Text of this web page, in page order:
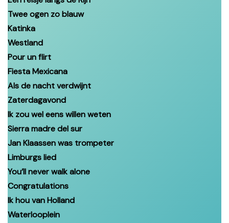
Twee ogen zo blauw
Katinka
Westland
Pour un flirt
Fiesta Mexicana
Als de nacht verdwijnt
Zaterdagavond
Ik zou wel eens willen weten
Sierra madre del sur
Jan Klaassen was trompeter
Limburgs lied
You’ll never walk alone
Congratulations
Ik hou van Holland
Waterlooplein